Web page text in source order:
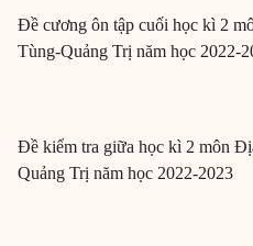
Đề cương ôn tập cuối học kì 2
Tùng-Quảng Trị năm học 2022-
Đề kiểm tra giữa học kì 2 môn
Quảng Trị năm học 2022-2023